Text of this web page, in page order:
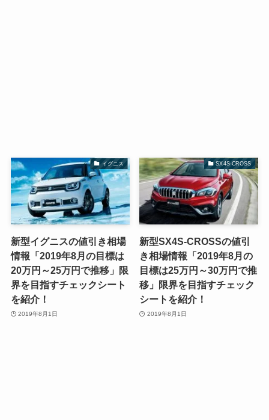
イグニス
新型イグニスの値引き相場
情報「2019年8月の目標は
20万円～25万円で推移」限
界を目指すチェックシート
を紹介！
2019年8月1日
SX4S-CROSS
新型SX4S-CROSSの値引
き相場情報「2019年8月の
目標は25万円～30万円で推
移」限界を目指すチェック
シートを紹介！
2019年8月1日